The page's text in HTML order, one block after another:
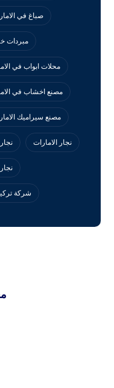
صباغ في
مبردات
محلات ابواب في
مصنع اخشاب في
مصنع سيراميك
نجار الامارات
‏شركة